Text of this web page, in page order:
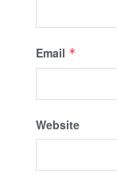
Email *
Website